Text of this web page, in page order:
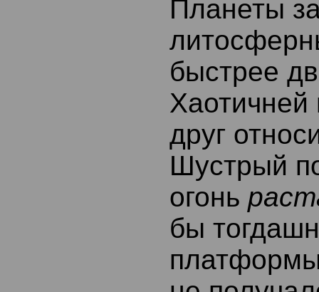
Планеты
быстрее
друг
Шустрый
огонь
бы